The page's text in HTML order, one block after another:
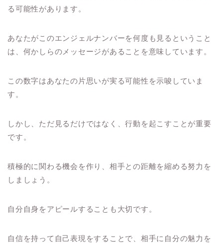
る可能性があります。
あなたがこのエンジェルナンバーを何度も見るということ
は、何かしらのメッセージがあることを意味しています。
この数字はあなたの片思いが実る可能性を示唆していま
す。
しかし、ただ見るだけではなく、行動を起こすことが重要
です。
積極的に関わる機会を作り、相手との距離を縮める努力を
しましょう。
自分自身をアピールすることも大切です。
自信を持って自己表現をすることで、相手に自分の魅力を